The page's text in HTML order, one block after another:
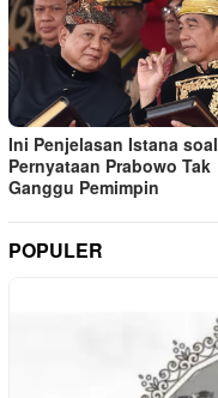
Ini Penjelasan Istana soal
Pernyataan Prabowo Tak
Ganggu Pemimpin
POPULER